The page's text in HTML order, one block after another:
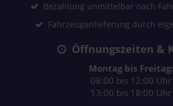
Bezahlung unmittelbar nach
Fahrzeuganlieferung durch
Öffnungszeiten &
Montag bis Freitag:
08:00 bis 12:00 Uhr
13:00 bis 18:00 Uhr